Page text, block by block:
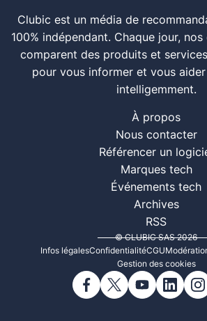
Clubic est un média de
100% indépendant. Chaque jour,
comparent des produits et
pour vous informer et vous
intelligemment.
À propos
Nous contacter
Référencer un
Marques tech
Événements tech
Archives
RSS
© CLUBIC SAS 2026
Infos légalesConfidentialitéCGU
Gestion des cookies